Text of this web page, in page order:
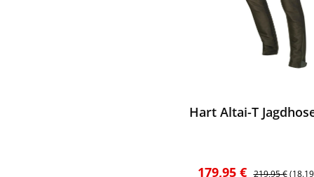
Hart Altai-T
Verkaufspreis:
179,95 € Regulärer
219,95 €